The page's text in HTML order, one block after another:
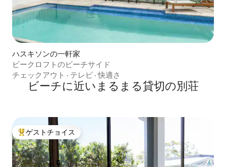
ハスキソンの一軒家
ビークロフトのビーチサイド
チェックアウト · テレビ ·快適さ
ビーチに近いまるまる貸切の別荘
大好評のゲストチョイスです。
ゲストチョイス